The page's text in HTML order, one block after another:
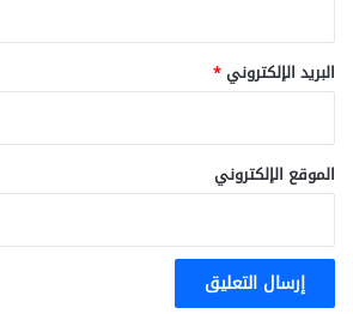
البريد الإلكتروني*
الموقع الإلكتروني